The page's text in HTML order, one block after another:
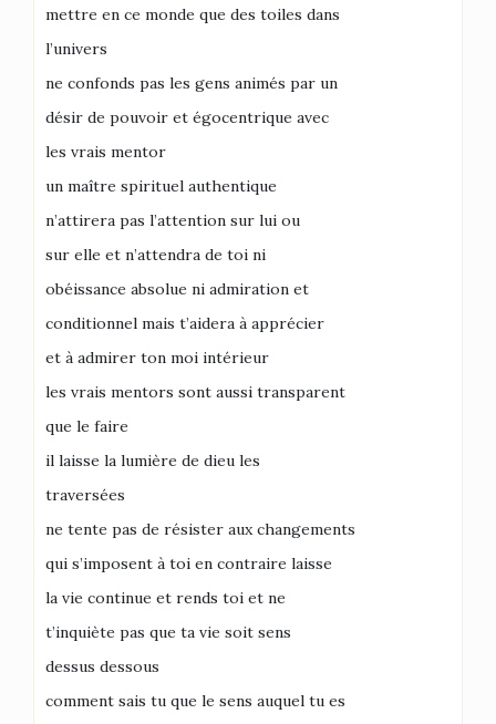
mettre en ce monde que des toiles dans
l’univers
ne confonds pas les gens animés par un
désir de pouvoir et égocentrique avec
les vrais mentor
un maître spirituel authentique
n’attirera pas l’attention sur lui ou
sur elle et n’attendra de toi ni
obéissance absolue ni admiration et
conditionnel mais t’aidera à apprécier
et à admirer ton moi intérieur
les vrais mentors sont aussi transparent
que le faire
il laisse la lumière de dieu les
traversées
ne tente pas de résister aux changements
qui s’imposent à toi en contraire laisse
la vie continue et rends toi et ne
t’inquiète pas que ta vie soit sens
dessus dessous
comment sais tu que le sens auquel tu es